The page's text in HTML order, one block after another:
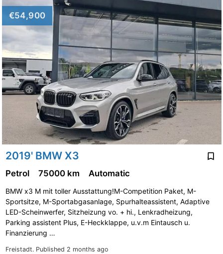
€54,900
2019' BMW X3
Freistadt. Published 2 months ago
Petrol 75000 km Automatic
BMW x3 M mit toller Ausstattung!M-Competition Paket, M-
Sportsitze, M-Sportabgasanlage, Spurhalteassistent, Adaptive
LED-Scheinwerfer, Sitzheizung vo. + hi., Lenkradheizung,
Parking assistent Plus, E-Heckklappe, u.v.m Eintausch u.
Finanzierung …